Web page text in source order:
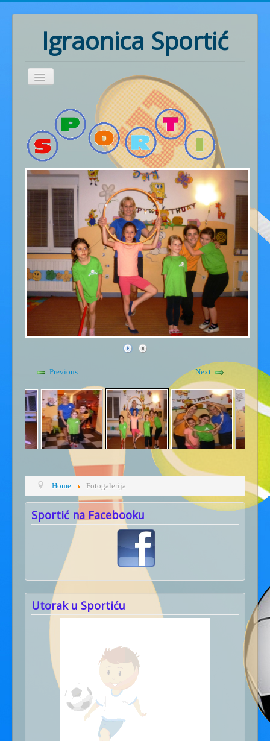
Igraonica Sportić
Rođendani
Pozivnice
Radionice
Ritmika
Fotogalerija
Cjenik usluga
Gdje smo - kontakt
Kućni red
Previous Next
Home Fotogalerija
Sportić na Facebooku
Utorak u Sportiću